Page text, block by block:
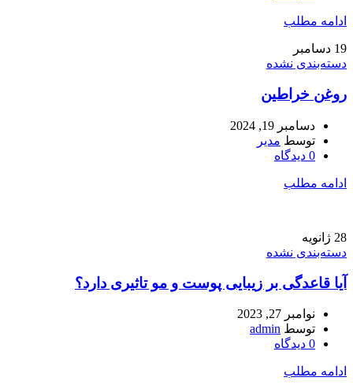
ادامه مطلب
19 دسامبر
دسته‌بندی نشده
روغن خراطین
دسامبر 19, 2024
توسط مدیر
0 دیدگاه
ادامه مطلب
28 ژانویه
دسته‌بندی نشده
آیا قاعدگی بر زیبایی پوست و مو تاثیری دارد؟
نوامبر 27, 2023
توسط admin
0 دیدگاه
ادامه مطلب